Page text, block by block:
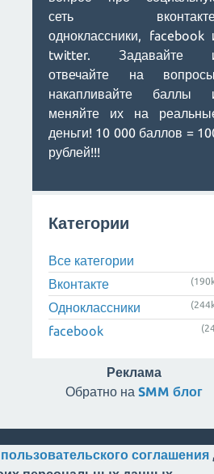
сеть
одноклассники, facebook
twitter. Задавайте
отвечайте на
накапливайте баллы
меняйте их на
деньги! 10 000 баллов =
рублей!!!
Категории
Все категории
Вконтакте
Одноклассники
facebook
Реклама
Обратно на SMM блог
пользовательского соглашения